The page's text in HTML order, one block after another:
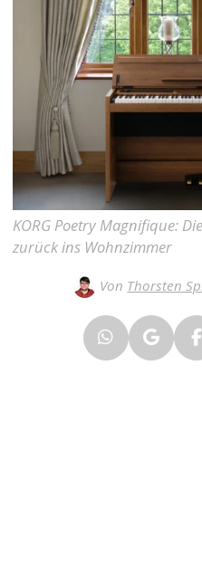
KORG Poetry Magnifique:
zurück ins Wohnzimmer
Von Thorsten